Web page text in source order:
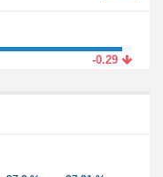
-0.29